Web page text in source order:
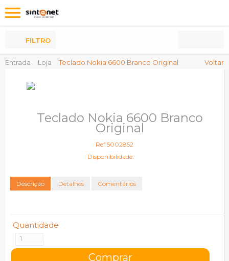
Entrada Loja Teclado Nokia 6600 Branco Original Voltar
FILTRO
Teclado Nokia 6600 Branco
Original
Ref:5002852
Disponibilidade:
Descrição Detalhes Comentários
Quantidade